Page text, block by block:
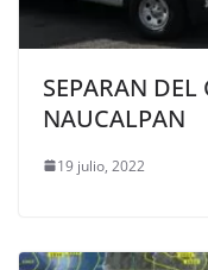
SEPARAN
NAUCALPAN
19 julio, 2022